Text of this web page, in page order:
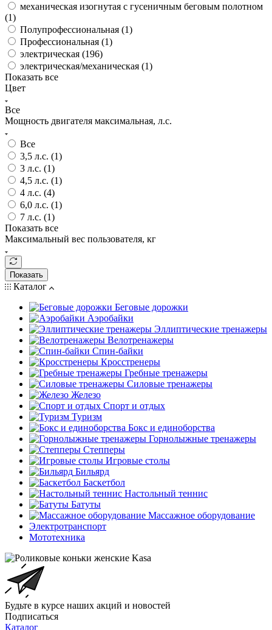
механическая изогнутая с гусеничным беговым полотном
(1)
Полупрофессиональная (1)
Профессиональная (1)
электрическая (196)
электрическая/механическая (1)
Показать все
Цвет
Все
Мощность двигателя максимальная, л.с.
Все
3,5 л.с. (1)
3 л.с. (1)
4,5 л.с. (1)
4 л.с. (4)
6,0 л.с. (1)
7 л.с. (1)
Показать все
Максимальный вес пользователя, кг
Показать
Каталог
Беговые дорожки
Аэробайки
Эллиптические тренажеры
Велотренажеры
Спин-байки
Кросстренеры
Гребные тренажеры
Силовые тренажеры
Железо
Спорт и отдых
Туризм
Бокс и единоборства
Горнолыжные тренажеры
Степперы
Игровые столы
Бильярд
Баскетбол
Настольный теннис
Батуты
Массажное оборудование
Электротранспорт
Мототехника
Будьте в курсе наших акций и новостей
Подписаться
Каталог